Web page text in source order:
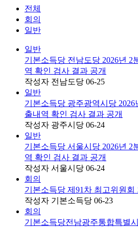
전체
회의
일반
일반
기본소득당 전남도당 2026년 2
역 확인 검사 결과 공개
작성자 전남도당 06-25
일반
기본소득당 광주광역시당 2026
출내역 확인 검사 결과 공개
작성자 광주시당 06-24
일반
기본소득당 서울시당 2026년 2
역 확인 검사 결과 공개
작성자 서울시당 06-24
회의
기본소득당 제91차 최고위원회
작성자 기본소득당 06-23
회의
기본소득당전남광주통합특별